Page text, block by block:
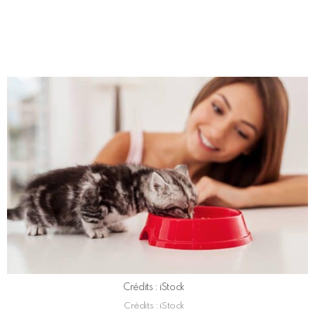
Crédits : iStock
Crédits : iStock